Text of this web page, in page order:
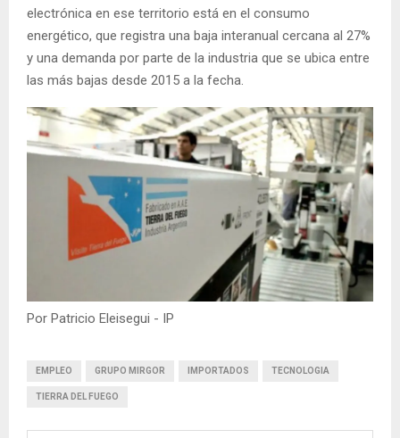
electrónica en ese territorio está en el consumo
energético, que registra una baja interanual cercana al 27%
y una demanda por parte de la industria que se ubica entre
las más bajas desde 2015 a la fecha.
Por Patricio Eleisegui - IP
EMPLEO GRUPO MIRGOR IMPORTADOS TECNOLOGIA
TIERRA DEL FUEGO